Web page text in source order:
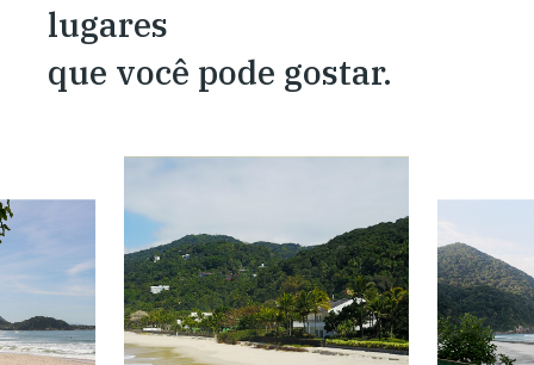
lugares
que você pode gostar.